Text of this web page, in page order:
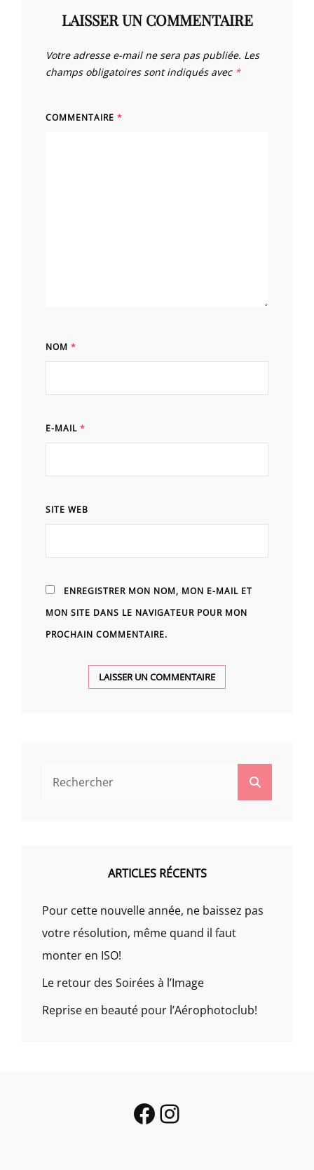
LAISSER UN COMMENTAIRE
Votre adresse e-mail ne sera pas publiée. Les
champs obligatoires sont indiqués avec *
COMMENTAIRE *
NOM *
E-MAIL *
SITE WEB
ENREGISTRER MON NOM, MON E-MAIL ET
MON SITE DANS LE NAVIGATEUR POUR MON
PROCHAIN COMMENTAIRE.
ARTICLES RÉCENTS
Pour cette nouvelle année, ne baissez pas
votre résolution, même quand il faut
monter en ISO!
Le retour des Soirées à l’Image
Reprise en beauté pour l’Aérophotoclub!
Facebook
Instagram